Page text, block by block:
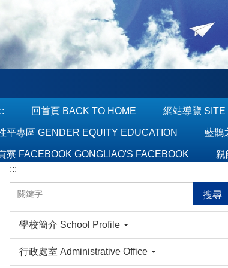
主
內
區
回首頁 BACK TO HOME 網站導覽 SITE
平專區 GENDER EQUITY EDUCATION 藍鵲
寮 FACEBOOK GONGLIAO'S FACEBOOK 親
:::
搜尋
學校簡介 School Profile
行政處室 Administrative Office